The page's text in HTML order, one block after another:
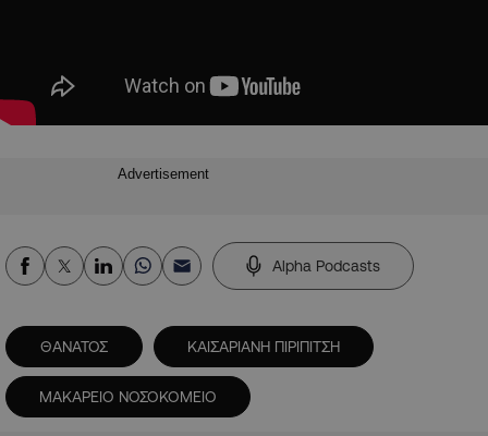
Advertisement
Alpha Podcasts
ΘΑΝΑΤΟΣ ΚΑΙΣΑΡΙΑΝΗ ΠΙΡΙΠΙΤΣΗ
ΜΑΚΑΡΕΙΟ ΝΟΣΟΚΟΜΕΙΟ